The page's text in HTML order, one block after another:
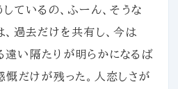
しているの、ふーん、そうな
、過去だけを共有し、今は
遠い隔たりが明らかになるば
慨だけが残った。人恋しさが